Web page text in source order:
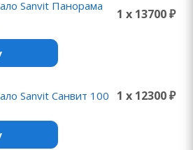
Sanvit Панорама
1 x 13700 ₽
Sanvit Санвит 100 1 x 12300 ₽